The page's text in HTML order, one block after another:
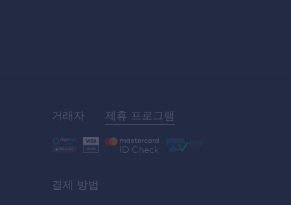
거래자 제휴 프로그램
결제 방법